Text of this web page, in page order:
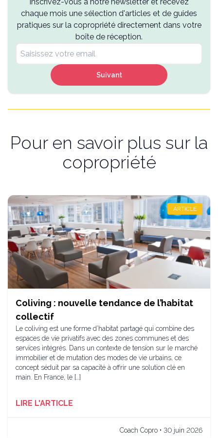
chaque mois une sélection d'articles et de guides
pratiques sur la copropriété directement dans votre
boîte de réception.
Suivant
Pour en savoir plus sur la
copropriété
ARTICLE
Coliving : nouvelle tendance de l’habitat
collectif
Le coliving est une forme d’habitat partagé qui combine des
espaces de vie privatifs avec des zones communes et des
services intégrés. Dans un contexte de tension sur le marché
immobilier et de mutation des modes de vie urbains, ce
concept séduit par sa capacité à offrir une solution clé en
main. En France, le […]
LIRE L'ARTICLE
Coach Copro • 30 juin 2026